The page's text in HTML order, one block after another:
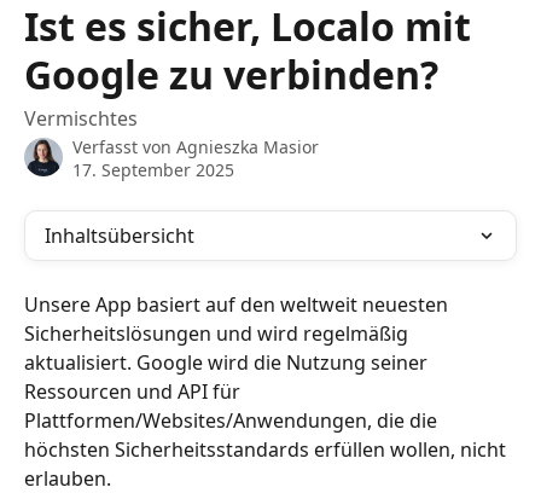
Ist es sicher, Localo mit
Google zu verbinden?
Vermischtes
Verfasst von Agnieszka Masior
17. September 2025
Inhaltsübersicht
Unsere App basiert auf den weltweit neuesten
Sicherheitslösungen und wird regelmäßig
aktualisiert. Google wird die Nutzung seiner
Ressourcen und API für
Plattformen/Websites/Anwendungen, die die
höchsten Sicherheitsstandards erfüllen wollen, nicht
erlauben.